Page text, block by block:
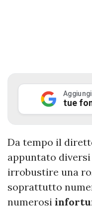
tue
Da tempo il
appuntato
irrobustire una
soprattutto
numerosi